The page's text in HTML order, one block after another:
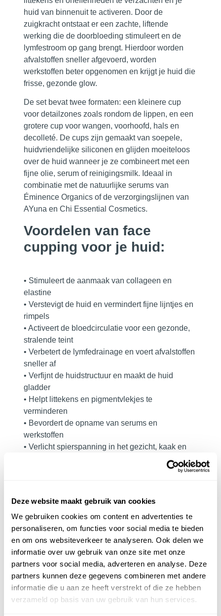
Deze website maakt gebruik van cookies
We gebruiken cookies om content en advertenties te
personaliseren, om functies voor social media te bieden
en om ons websiteverkeer te analyseren. Ook delen we
informatie over uw gebruik van onze site met onze
partners voor social media, adverteren en analyse. Deze
partners kunnen deze gegevens combineren met andere
informatie die u aan ze heeft verstrekt of die ze hebben
verzameld op basis van uw gebruik van hun services.
huid van binnenuit te activeren. Door de
zuigkracht ontstaat er een zachte, liftende
werking die de doorbloeding stimuleert en de
lymfestroom op gang brengt. Hierdoor worden
afvalstoffen sneller afgevoerd, worden
werkstoffen beter opgenomen en krijgt je huid die
frisse, gezonde glow.
De set bevat twee formaten: een kleinere cup
voor detailzones zoals rondom de lippen, en een
grotere cup voor wangen, voorhoofd, hals en
decolleté. De cups zijn gemaakt van soepele,
huidvriendelijke siliconen en glijden moeiteloos
over de huid wanneer je ze combineert met een
fijne olie, serum of reinigingsmilk. Ideaal in
combinatie met de natuurlijke serums van
Éminence Organics of de verzorgingslijnen van
AYuna en Chi Essential Cosmetics.
Voordelen van face
cupping voor je huid:
• Stimuleert de aanmaak van collageen en
elastine
• Verstevigt de huid en vermindert fijne lijntjes en
rimpels
• Activeert de bloedcirculatie voor een gezonde,
stralende teint
• Verbetert de lymfedrainage en voert afvalstoffen
sneller af
• Verfijnt de huidstructuur en maakt de huid
gladder
• Helpt littekens en pigmentvlekjes te
verminderen
• Bevordert de opname van serums en
werkstoffen
• Verlicht spierspanning in het gezicht, kaak en
• Ondersteunt de huid in het gezicht, de hals en
uitstraling
Gebruik:
Breng een laagje olie, milk of crème aan op een
gereinigde huid. Knijp de cup in, plaats op het
gezicht, de hals of het decolleté en laat los zodat
er een vacuüm ontstaat. Masseer vervolgens in